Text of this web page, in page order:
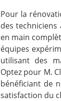
Pour la
des
en main
équipes
utilisant des
Optez pour M.
bénéficiant de
satisfaction du